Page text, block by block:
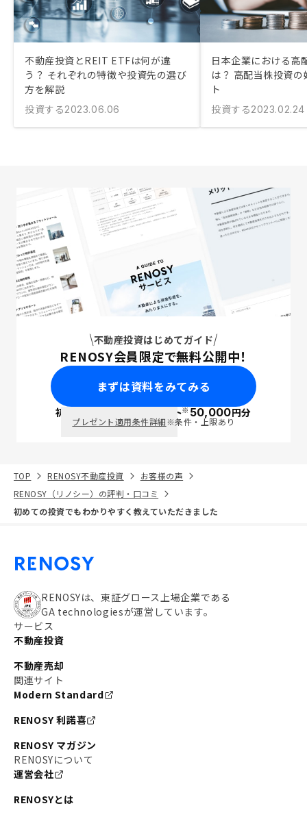
不動産投資とREIT ETFは何が違
う？ それぞれの特徴や投資先の選び
方を解説
投資する2023.06.06
日本企業における高
は？ 高配当株投資
ト
投資する2023.02.24
不動産投資はじめてガイド
RENOSY会員限定で無料公開中！
まずは資料をみてみる
初回面談で ポイント※50,000円分
プレゼント適用条件詳細※条件・上限あり
TOP RENOSY不動産投資
お客様の声
RENOSY（リノシー）の評判・口コミ
初めての投資でもわかりやすく教えていただきました
RENOSYは、東証グロース上場企業である
GA technologiesが運営しています。
サービス
不動産投資
不動産売却
関連サイト
Modern Standard
RENOSY 利諾喜
RENOSY マガジン
RENOSYについて
運営会社
RENOSYとは